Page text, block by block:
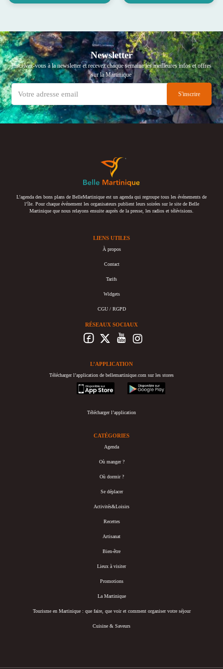
Newsletter
Inscrivez-vous à la newsletter et recevez chaque semaine les meilleures infos et offres
sur la Martinique
L’agenda des bons plans de BelleMartinique est un agenda qui regroupe tous les événements de
l’île. Pour chaque événement les organisateurs publient leurs soirées sur le site de Belle
Martinique que nous relayons ensuite auprès de la presse, les radios et télévisions.
LIENS UTILES
À propos
Contact
Tarifs
Widgets
CGU / RGPD
RÉSEAUX SOCIAUX
L’APPLICATION
Télécharger l’application de bellemartinique.com sur les stores
appstore
googleplay
Télécharger l’application
CATÉGORIES
Agenda
Où manger ?
Où dormir ?
Se déplacer
Activités&Loisirs
Recettes
Artisanat
Bien-être
Lieux à visiter
Promotions
La Martinique
Tourisme en Martinique : que faire, que voir et comment organiser votre séjour
Cuisine & Saveurs